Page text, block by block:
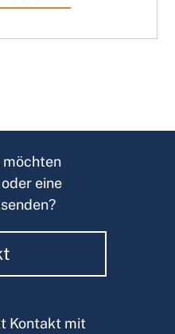
möchten
eine
Kontakt mit